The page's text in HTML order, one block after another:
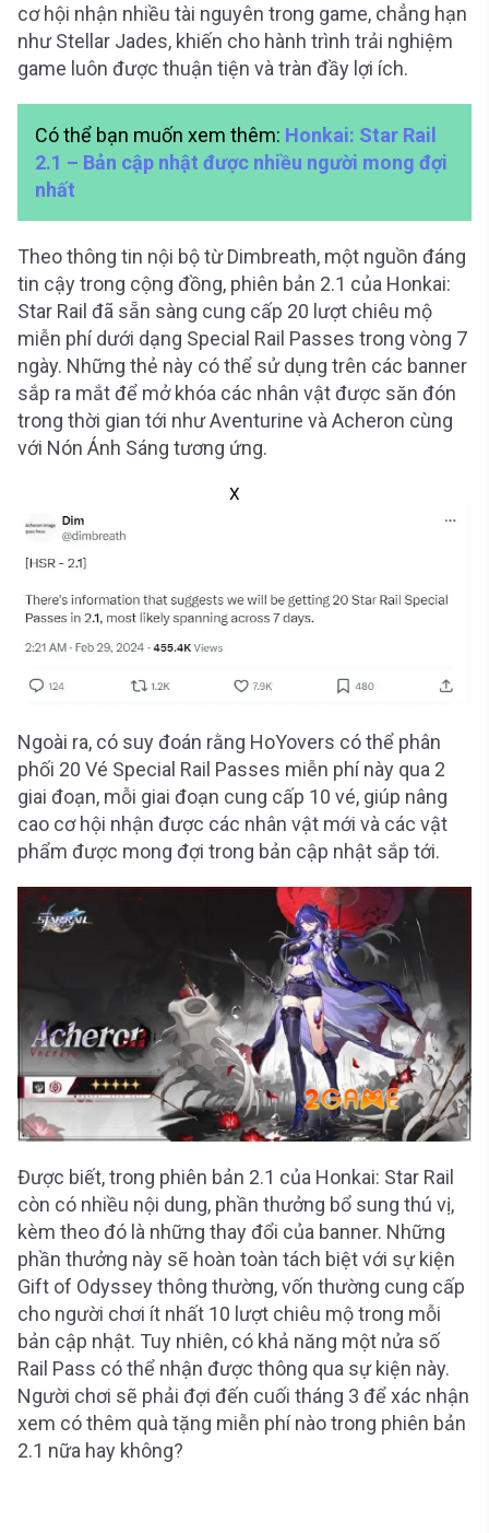
cơ hội nhận nhiều tài nguyên trong game, chẳng hạn
như Stellar Jades, khiến cho hành trình trải nghiệm
game luôn được thuận tiện và tràn đầy lợi ích.
Có thể bạn muốn xem thêm: Honkai: Star Rail
2.1 – Bản cập nhật được nhiều người mong đợi
nhất
Theo thông tin nội bộ từ Dimbreath, một nguồn đáng
tin cậy trong cộng đồng, phiên bản 2.1 của Honkai:
Star Rail đã sẵn sàng cung cấp 20 lượt chiêu mộ
miễn phí dưới dạng Special Rail Passes trong vòng 7
ngày. Những thẻ này có thể sử dụng trên các banner
sắp ra mắt để mở khóa các nhân vật được săn đón
trong thời gian tới như Aventurine và Acheron cùng
với Nón Ánh Sáng tương ứng.
X
Ngoài ra, có suy đoán rằng HoYovers có thể phân
phối 20 Vé Special Rail Passes miễn phí này qua 2
giai đoạn, mỗi giai đoạn cung cấp 10 vé, giúp nâng
cao cơ hội nhận được các nhân vật mới và các vật
phẩm được mong đợi trong bản cập nhật sắp tới.
Được biết, trong phiên bản 2.1 của Honkai: Star Rail
còn có nhiều nội dung, phần thưởng bổ sung thú vị,
kèm theo đó là những thay đổi của banner. Những
phần thưởng này sẽ hoàn toàn tách biệt với sự kiện
Gift of Odyssey thông thường, vốn thường cung cấp
cho người chơi ít nhất 10 lượt chiêu mộ trong mỗi
bản cập nhật. Tuy nhiên, có khả năng một nửa số
Rail Pass có thể nhận được thông qua sự kiện này.
Người chơi sẽ phải đợi đến cuối tháng 3 để xác nhận
xem có thêm quà tặng miễn phí nào trong phiên bản
2.1 nữa hay không?